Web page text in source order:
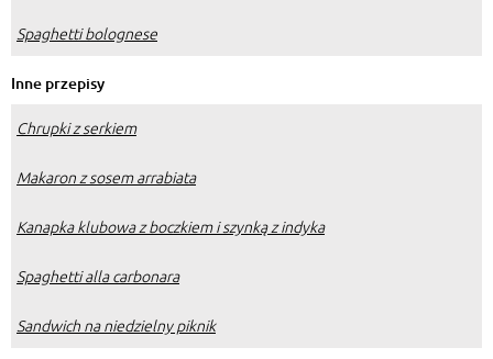
Spaghetti bolognese
Inne przepisy
Chrupki z serkiem
Makaron z sosem arrabiata
Kanapka klubowa z boczkiem i szynką z indyka
Spaghetti alla carbonara
Sandwich na niedzielny piknik